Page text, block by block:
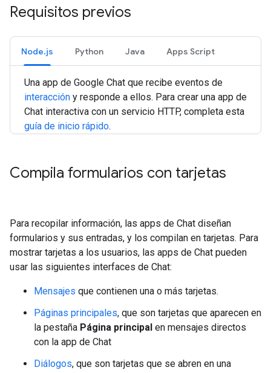
Requisitos previos
Node.js Python Java Apps Script
Una app de Google Chat que recibe eventos de
interacción y responde a ellos. Para crear una app de
Chat interactiva con un servicio HTTP, completa esta
guía de inicio rápido.
Compila formularios con tarjetas
Para recopilar información, las apps de Chat diseñan
formularios y sus entradas, y los compilan en tarjetas. Para
mostrar tarjetas a los usuarios, las apps de Chat pueden
usar las siguientes interfaces de Chat:
Mensajes que contienen una o más tarjetas.
Páginas principales, que son tarjetas que aparecen en
la pestaña Página principal en mensajes directos
con la app de Chat
Diálogos, que son tarjetas que se abren en una